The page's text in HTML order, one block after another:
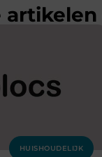
artikelen
HUISHOUDELIJK